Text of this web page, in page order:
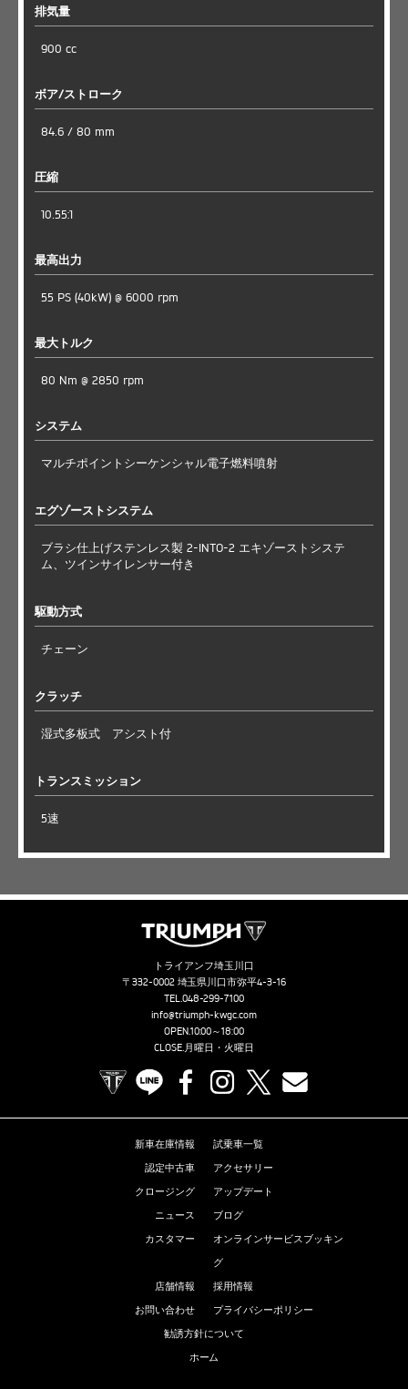
排気量
900 cc
ボア/ストローク
84.6 / 80 mm
圧縮
10.55:1
最高出力
55 PS (40kW) @ 6000 rpm
最大トルク
80 Nm @ 2850 rpm
システム
マルチポイントシーケンシャル電子燃料噴射
エグゾーストシステム
ブラシ仕上げステンレス製 2-INTO-2 エキゾーストシステ
ム、ツインサイレンサー付き
駆動方式
チェーン
クラッチ
湿式多板式 アシスト付
トランスミッション
5速
トライアンフ埼玉川口
〒332-0002 埼玉県川口市弥平4-3-16
TEL.048-299-7100
info@triumph-kwgc.com
OPEN.10:00～18:00
CLOSE.月曜日・火曜日
TRIUMPH OFFICIAL SITE
LINE FacebookInstagram
新車在庫情報
試乗車一覧
認定中古車
アクセサリー
クロージング
アップデート
ニュース
ブログ
カスタマー
オンラインサービスブッキン
グ
店舗情報
採用情報
お問い合わせ
プライバシーポリシー
勧誘方針について
ホーム